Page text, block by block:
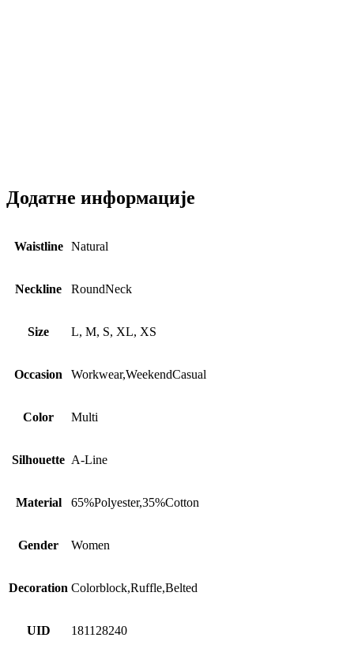
Додатне информације
Waistline Natural
Neckline RoundNeck
Size L, M, S, XL, XS
Occasion Workwear,WeekendCasual
Color Multi
Silhouette A-Line
Material 65%Polyester,35%Cotton
Gender Women
Decoration Colorblock,Ruffle,Belted
UID 181128240